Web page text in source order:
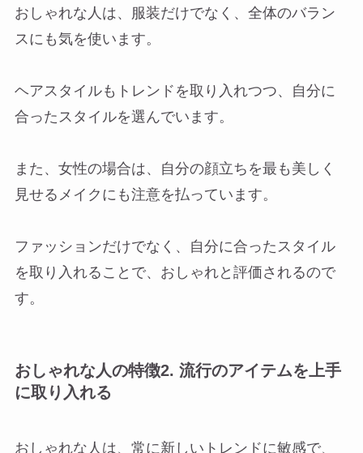
おしゃれな人は、服装だけでなく、全体のバラン
スにも気を使います。
ヘアスタイルもトレンドを取り入れつつ、自分に
合ったスタイルを選んでいます。
また、女性の場合は、自分の顔立ちを最も美しく
見せるメイクにも注意を払っています。
ファッションだけでなく、自分に合ったスタイル
を取り入れることで、おしゃれと評価されるので
す。
おしゃれな人の特徴2. 流行のアイテムを上手
に取り入れる
おしゃれな人は、常に新しいトレンドに敏感で、